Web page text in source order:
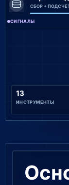
СБОР +
СИГНАЛЫ
13
ИНСТРУМЕНТЫ